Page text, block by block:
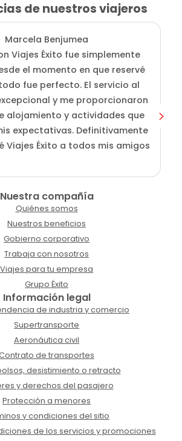
de nuestros viajeros
Marcela Benjumea
Viajes Éxito fue simplemente
el momento en que reservé
fue perfecto. El servicio al
y me proporcionaron
alojamiento y actividades que
expectativas. Definitivamente
Viajes Éxito a todos mis amigos
Nuestra compañía
Quiénes somos
Nuestros beneficios
Gobierno corporativo
Trabaja con nosotros
Viajes para tu empresa
Grupo Éxito
Información legal
de industria y comercio
Supertransporte
Aeronáutica civil
de transportes
desistimiento o retracto
y derechos del pasajero
Protección a menores
y condiciones del sitio
de los servicios y promociones